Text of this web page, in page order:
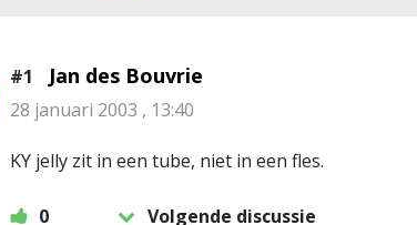
#1 Jan des Bouvrie
28 januari 2003 , 13:40
KY jelly zit in een tube, niet in een fles.
0 Volgende discussie